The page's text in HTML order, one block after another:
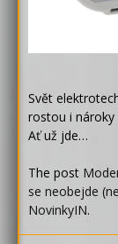
Svět
rostou i nároky
Ať už jde…
The post
se neobejde
NovinkyIN.